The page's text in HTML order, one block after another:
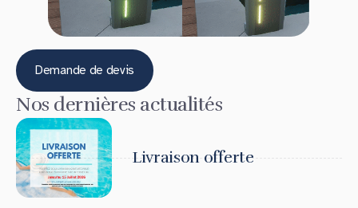
Demande de devis
Nos dernières actualités
Livraison offerte